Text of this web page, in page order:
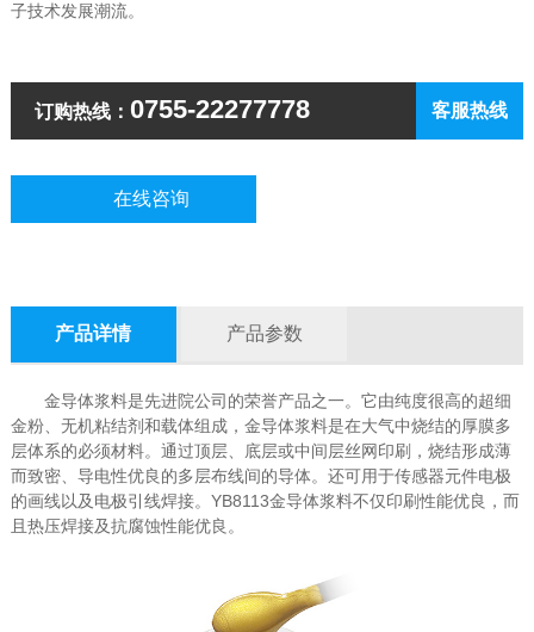
子技术发展潮流。
客服热线
订购热线： 0755-22277778
在线咨询
产品详情 产品参数
金导体浆料是先进院公司的荣誉产品之一。它由纯度很高的超细
金粉、无机粘结剂和载体组成，金导体浆料是在大气中烧结的厚膜多
层体系的必须材料。通过顶层、底层或中间层丝网印刷，烧结形成薄
而致密、导电性优良的多层布线间的导体。还可用于传感器元件电极
的画线以及电极引线焊接。YB8113金导体浆料不仅印刷性能优良，而
且热压焊接及抗腐蚀性能优良。